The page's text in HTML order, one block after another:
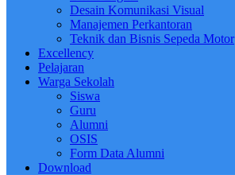
Desain Komunikasi Visual
Manajemen Perkantoran
Teknik dan Bisnis Sepeda Motor
Excellency
Pelajaran
Warga Sekolah
Siswa
Guru
Alumni
OSIS
Form Data Alumni
Download